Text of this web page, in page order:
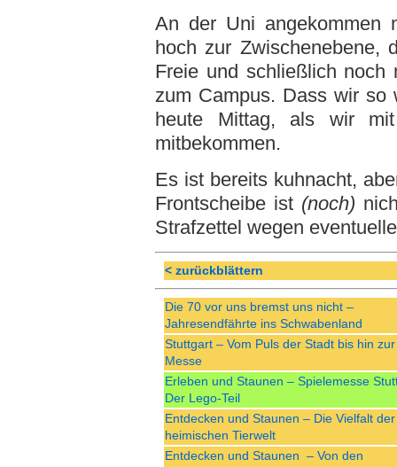
An der Uni angekommen
hoch zur Zwischenebene,
Freie und schließlich noch
zum Campus. Dass wir so
heute Mittag, als wir
mitbekommen.
Es ist bereits kuhnacht,
Frontscheibe ist (noch)
Strafzettel wegen
< zurückblättern
Die 70 vor uns bremst uns nicht –
Jahresendfährte ins Schwabenland
Stuttgart – Vom Puls der Stadt bis hin zur
Messe
Erleben und Staunen – Spielemesse
Der Lego-Teil
Entdecken und Staunen – Die Vielfalt der
heimischen Tierwelt
Entdecken und Staunen – Von den